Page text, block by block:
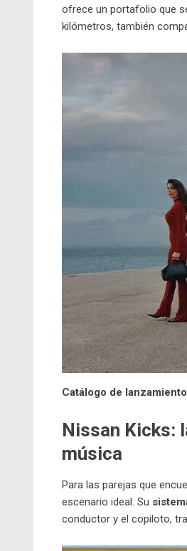
ofrece un portafolio que
kilómetros, también
Catálogo de
Nissan Kicks:
música
Para las parejas que
escenario ideal. Su
conductor y el copiloto,